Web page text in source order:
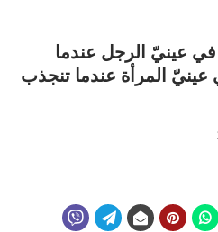
عينيّ الرجل عندما
عينيّ المرأة عندما تنجذب